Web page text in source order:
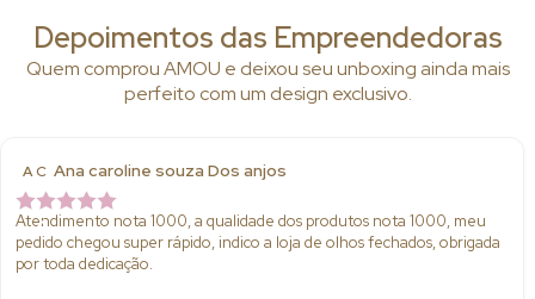
Depoimentos das Empreendedoras
Quem comprou AMOU e deixou seu unboxing ainda mais
perfeito com um design exclusivo.
A C Ana caroline souza Dos anjos
Atendimento nota 1000, a qualidade dos produtos nota 1000, meu
pedido chegou super rápido, indico a loja de olhos fechados, obrigada
por toda dedicação.